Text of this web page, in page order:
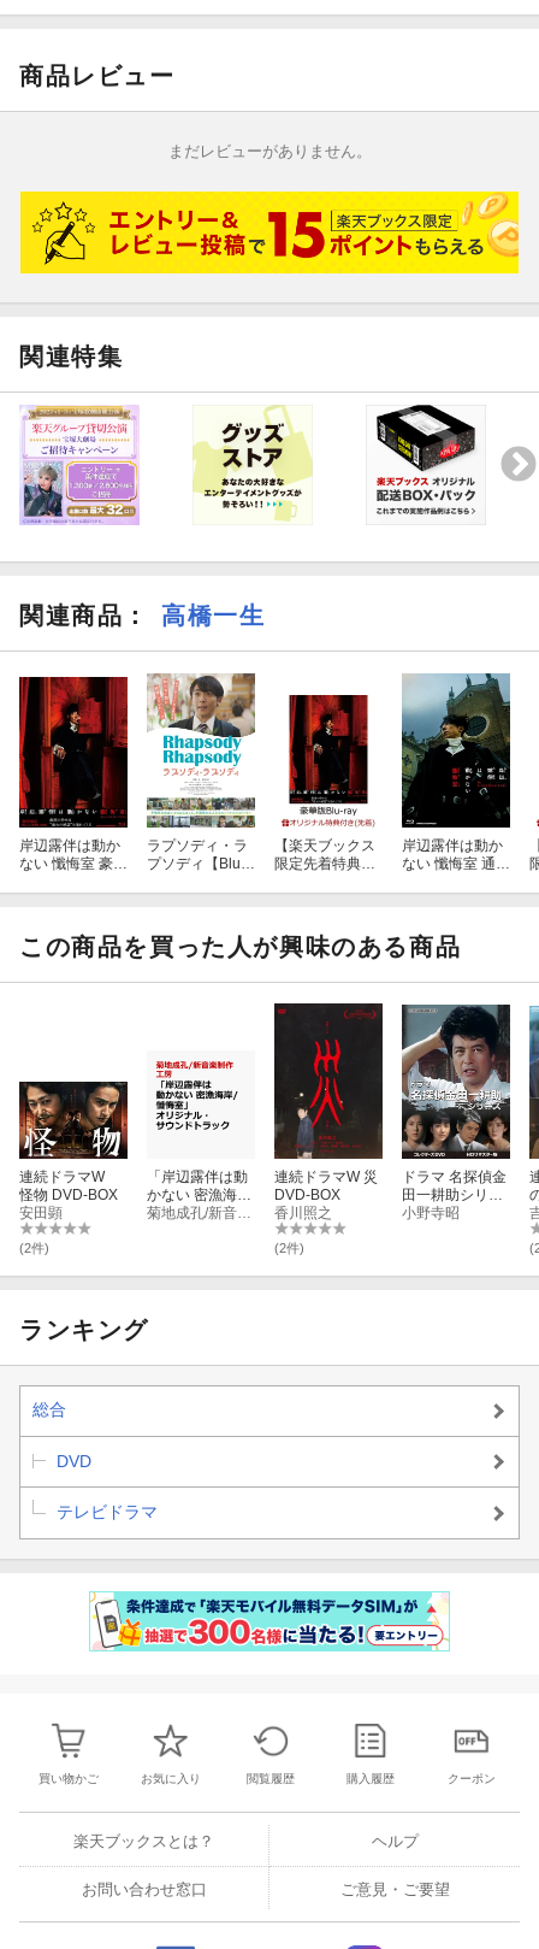
忠明
子 助監督：村上秀晃、野本史生 制作担当：宿崎恵造
VFXプロデューサー：進威志 アクションコーディネーター：
佐々木修平 キャスティングプロデューサー：山口正志
プロデューサー：高江洲義貴 廣瀬雄 制作プロダクション：
2025 WOWOW INC.
商品レビュー
まだレビューがありません。
関連特集
関連商品 ： 高橋一生
岸辺露伴は動か
ない 懺悔室 豪華
ラプソディ・ラ
プソディ【Blu-r
【楽天ブックス
限定先着特典】
定）ブルーレイ
BOX【Blu-ray】
er.))
岸辺露伴は動か
ない 懺悔室 通常
この商品を買った人が興味のある商品
連続ドラマW
怪物 DVD-BOX
安田顕
(2件)
「岸辺露伴は動
かない 密漁海岸/
懺悔室」オリジ
連続ドラマW 災
DVD-BOX
香川照之
(2件)
ドラマ 名探偵金
田一耕助シリー
ズ コレクターズ
小野寺昭
ランキング
総合
DVD
テレビドラマ
買い物かご お気に入り 閲覧履歴 購入履歴 クーポン
楽天ブックスとは？ ヘルプ
お問い合わせ窓口 ご意見・ご要望